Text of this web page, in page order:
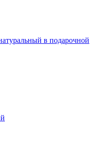
в подарочной